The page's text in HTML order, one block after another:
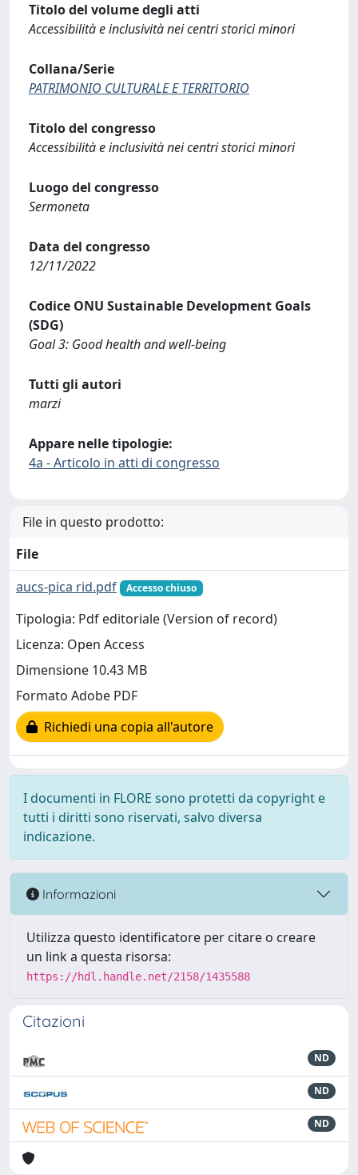
Titolo del volume degli atti
Accessibilità e inclusività nei centri storici minori
Collana/Serie
PATRIMONIO CULTURALE E TERRITORIO
Titolo del congresso
Accessibilità e inclusività nei centri storici minori
Luogo del congresso
Sermoneta
Data del congresso
12/11/2022
Codice ONU Sustainable Development Goals
(SDG)
Goal 3: Good health and well-being
Tutti gli autori
marzi
Appare nelle tipologie:
4a - Articolo in atti di congresso
File in questo prodotto:
File
aucs-pica rid.pdf
Accesso chiuso
Tipologia: Pdf editoriale (Version of record)
Licenza: Open Access
Dimensione 10.43 MB
Formato Adobe PDF
Richiedi una copia all'autore
I documenti in FLORE sono protetti da copyright e
tutti i diritti sono riservati, salvo diversa
indicazione.
Informazioni
Utilizza questo identificatore per citare o creare
un link a questa risorsa:
https://hdl.handle.net/2158/1435588
Citazioni
ND
ND
ND